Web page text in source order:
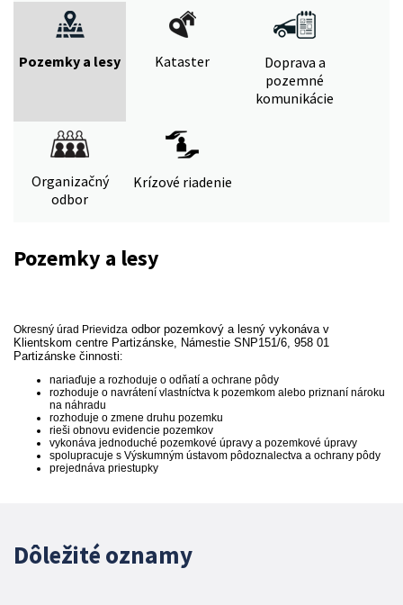
Pozemky a lesy Kataster
Doprava a
pozemné
komunikácie
Organizačný
odbor
Krízové riadenie
Pozemky a lesy
Okresný úrad Prievidza odbor pozemkový a lesný vykonáva v
Klientskom centre Partizánske, Námestie SNP151/6, 958 01
Partizánske činnosti:
nariaďuje a rozhoduje o odňatí a ochrane pôdy
rozhoduje o navrátení vlastníctva k pozemkom alebo priznaní nároku
na náhradu
rozhoduje o zmene druhu pozemku
rieši obnovu evidencie pozemkov
vykonáva jednoduché pozemkové úpravy a pozemkové úpravy
spolupracuje s Výskumným ústavom pôdoznalectva a ochrany pôdy
prejednáva priestupky
Dôležité oznamy